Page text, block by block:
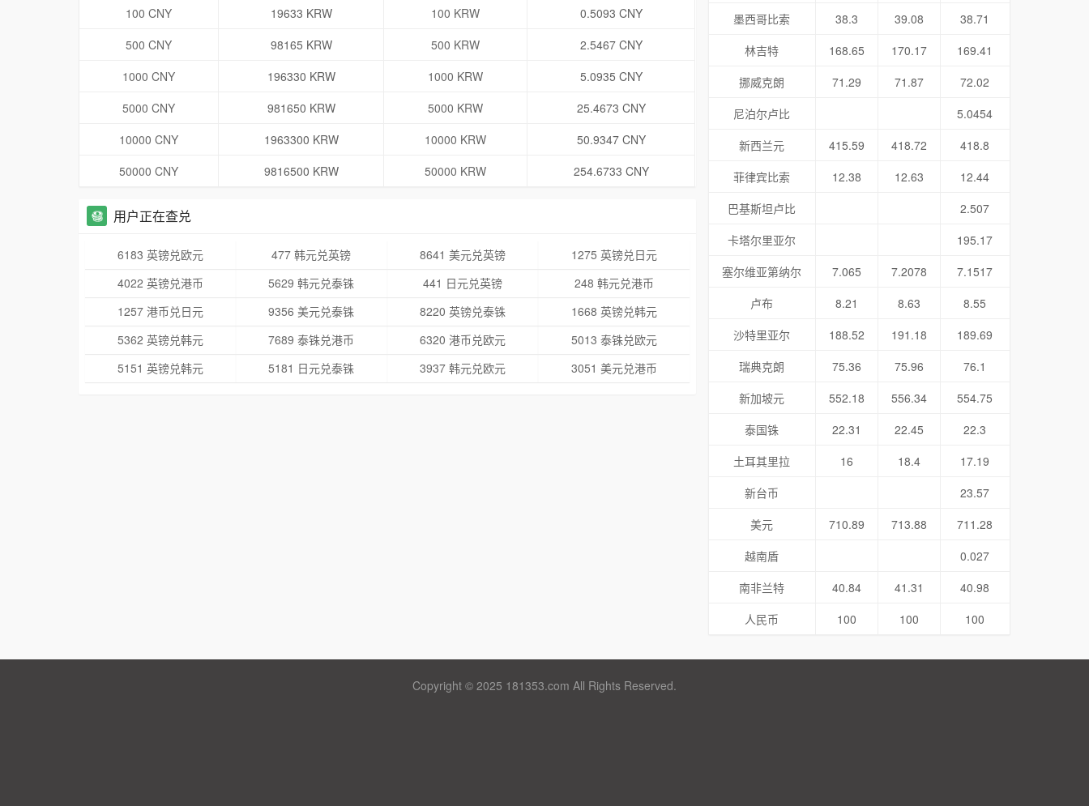
100 CNY
19633 KRW 100 KRW
0.5093 CNY
500 CNY
98165 KRW 500 KRW
2.5467 CNY
1000 CNY
196330 KRW 1000 KRW
5.0935 CNY
5000 CNY
981650 KRW 5000 KRW
25.4673 CNY
10000 CNY
1963300 KRW 10000 KRW
50.9347 CNY
50000 CNY
9816500 KRW 50000 KRW 254.6733 CNY
用户正在查兑
6183 英镑兑欧元 477 韩元兑英镑 8641 美元兑英镑
1275 英镑兑日元
4022 英镑兑港币
5629 韩元兑泰铢 441 日元兑英镑
248 韩元兑港币
1257 港币兑日元
9356 美元兑泰铢 8220 英镑兑泰铢
1668 英镑兑韩元
5362 英镑兑韩元
7689 泰铢兑港币 6320 港币兑欧元
5013 泰铢兑欧元
5151 英镑兑韩元
5181 日元兑泰铢 3937 韩元兑欧元 3051 美元兑港币
墨西哥比索
38.3 39.08
38.71
林吉特
168.65 170.17
169.41
挪威克朗
71.29 71.87
72.02
尼泊尔卢比
5.0454
新西兰元
415.59 418.72
418.8
菲律宾比索
12.38 12.63
12.44
巴基斯坦卢比
2.507
卡塔尔里亚尔
195.17
塞尔维亚第纳尔
7.065 7.2078
7.1517
卢布
8.21 8.63
8.55
沙特里亚尔
188.52 191.18
189.69
瑞典克朗
75.36 75.96
76.1
新加坡元
552.18 556.34
554.75
泰国铢
22.31 22.45
22.3
土耳其里拉
16 18.4
17.19
新台币
23.57
美元
710.89 713.88
711.28
越南盾
0.027
南非兰特
40.84 41.31
40.98
人民币
100 100 100
Copyright © 2025 181353.com All Rights Reserved.